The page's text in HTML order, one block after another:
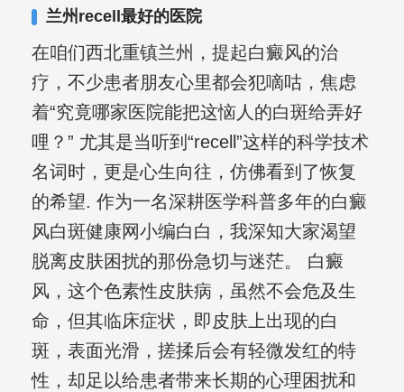
其对女性银屑病、顽固性银屑病、全身
验。
兰州recell最好的医院
在咱们西北重镇兰州，提起白癜风的治
疗，不少患者朋友心里都会犯嘀咕，焦虑
着“究竟哪家医院能把这恼人的白斑给弄好
哩？” 尤其是当听到“recell”这样的科学技术
名词时，更是心生向往，仿佛看到了恢复
的希望. 作为一名深耕医学科普多年的白癜
风白斑健康网小编白白，我深知大家渴望
脱离皮肤困扰的那份急切与迷茫。 白癜
风，这个色素性皮肤病，虽然不会危及生
命，但其临床症状，即皮肤上出现的白
斑，表面光滑，搓揉后会有轻微发红的特
性，却足以给患者带来长期的心理困扰和